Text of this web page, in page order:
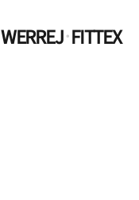
WERREJ·FITTEX